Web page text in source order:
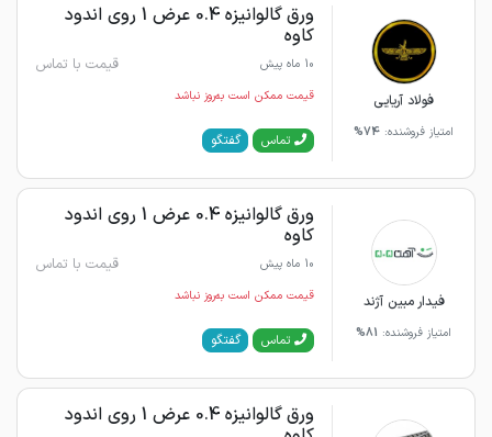
فولاد آریایی
امتیاز فروشنده: 74%
ورق گالوانیزه 0.4 عرض 1 روی اندود
کاوه
10 ماه پیش قیمت با تماس
قیمت ممکن است به‌روز نباشد
تماس گفتگو
فیدار مبین آژند
امتیاز فروشنده: 81%
ورق گالوانیزه 0.4 عرض 1 روی اندود
کاوه
10 ماه پیش قیمت با تماس
قیمت ممکن است به‌روز نباشد
تماس گفتگو
ورق گالوانیزه 0.4 عرض 1 روی اندود